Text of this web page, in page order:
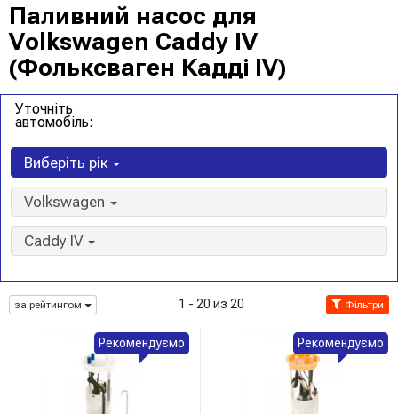
Паливний насос для
Volkswagen Caddy IV
(Фольксваген Кадді IV)
Уточніть
автомобіль:
Виберіть рік
Volkswagen
Caddy IV
за рейтингом 1 - 20 из 20 Фільтри
Рекомендуємо Рекомендуємо